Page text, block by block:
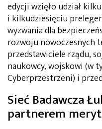
edycji wzięło udział
i kilkudziesięciu
wyzwania dla
rozwoju nowoczesnych
przedstawiciele rządu,
naukowcy, wojskowi (w
Cyberprzestrzeni) i
Sieć Badawcza
partnerem